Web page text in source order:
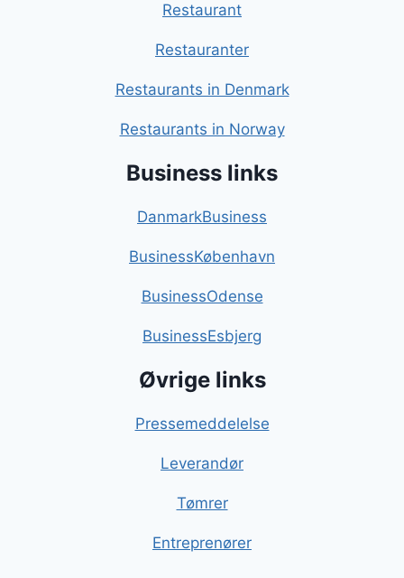
Restaurant
Restauranter
Restaurants in Denmark
Restaurants in Norway
Business links
DanmarkBusiness
BusinessKøbenhavn
BusinessOdense
BusinessEsbjerg
Øvrige links
Pressemeddelelse
Leverandør
Tømrer
Entreprenører